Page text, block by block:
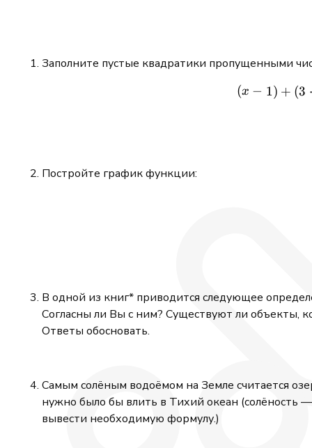
Заполните пустые квадратики пропущенными
(x − 1) + (3 ⋅
Постройте график функции:
В одной из книг* приводится следующее
Согласны ли Вы с ним? Существуют ли объекты,
Ответы обосновать.
Самым солёным водоёмом на Земле считается
нужно было бы влить в Тихий океан (солёность
вывести необходимую формулу.)